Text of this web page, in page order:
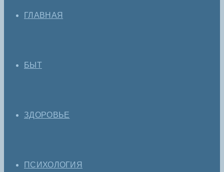
ГЛАВНАЯ
БЫТ
ЗДОРОВЬЕ
ПСИХОЛОГИЯ